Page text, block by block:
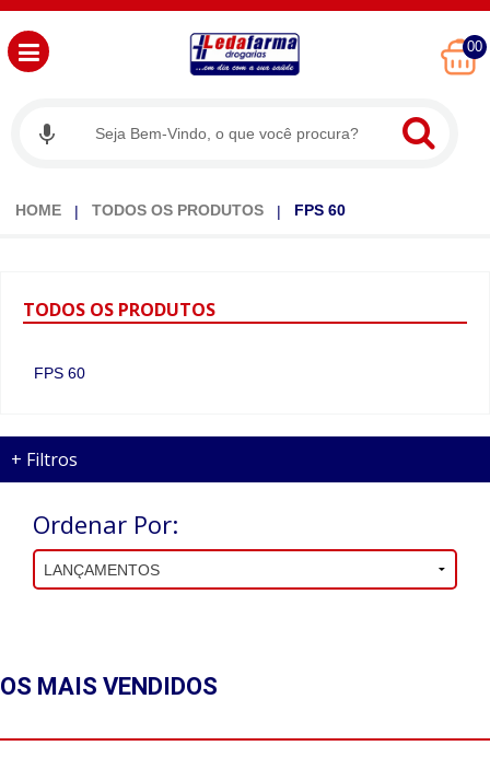
00
HOME TODOS OS PRODUTOS FPS 60
TODOS OS PRODUTOS
FPS 60
+ Filtros
Ordenar Por:
OS MAIS VENDIDOS